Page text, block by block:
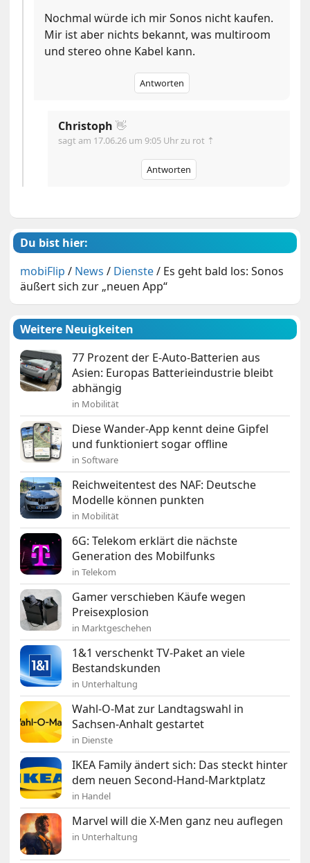
Nochmal würde ich mir Sonos nicht kaufen.
Mir ist aber nichts bekannt, was multiroom
und stereo ohne Kabel kann.
Antworten
Christoph 👋
sagt am 17.06.26 um 9:05 Uhrzu rot ⇡
Antworten
Du bist hier:
mobiFlip / News / Dienste/ Es geht bald los: Sonos
äußert sich zur „neuen App“
Weitere Neuigkeiten
77 Prozent der E-Auto-Batterien aus
Asien: Europas Batterieindustrie bleibt
abhängig
in Mobilität
Diese Wander-App kennt deine Gipfel
und funktioniert sogar offline
in Software
Reichweitentest des NAF: Deutsche
Modelle können punkten
in Mobilität
6G: Telekom erklärt die nächste
Generation des Mobilfunks
in Telekom
Gamer verschieben Käufe wegen
Preisexplosion
in Marktgeschehen
1&1 verschenkt TV-Paket an viele
Bestandskunden
in Unterhaltung
Wahl-O-Mat zur Landtagswahl in
Sachsen-Anhalt gestartet
in Dienste
IKEA Family ändert sich: Das steckt hinter
dem neuen Second-Hand-Marktplatz
in Handel
Marvel will die X-Men ganz neu auflegen
in Unterhaltung